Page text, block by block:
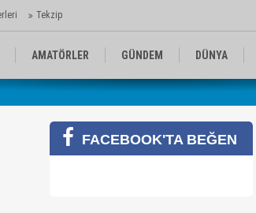
Tekzip
AMATÖRLER GÜNDEM DÜNYA
FACEBOOK'TA BEĞEN